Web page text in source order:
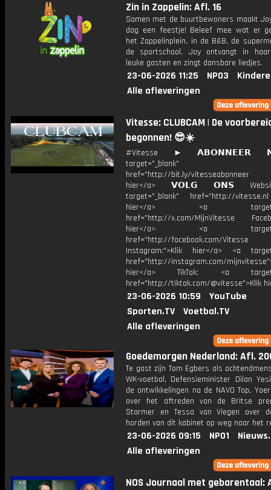
Zin in Zappelin: Afl. 16
Samen met de buurtbewoners maakt
dag een feestje! Beleef mee wat er
het Zappelinplein, in de B&B, de
de sportschool. Joy ontvangt in
leuke gasten en zingt dansbare liedjes.
23-06-2026 11:25 NPO3
Alle afleveringen
Vitesse: CLUBCAM | De
begonnen! 😎☀️
#Vitesse ► 𝗔𝗕𝗢𝗡𝗡𝗘𝗘𝗥
target="_blank"
href="http://bit.ly/
hier</a> 𝗩𝗢𝗟𝗚 𝗢𝗡𝗦
target="_blank" href="http://
hier</a> <a
href="http://x.com/MijnVitesse
hier</a> <a
href="http://facebook.com/Vitesse
Instagram:">Klik hier</a> <a
href="http://instagram.com/
hier</a> TikTok: <a
href="http://tiktok.com/@vitesse">Klik
23-06-2026 10:59
YouTube
Sporten.TV
Voetbal.TV
Alle afleveringen
Goedemorgen Nederland: Afl.
Te gast zijn Tom Egbers als
WK-voetbal, Defensieminister Dilan
de ontwikkelingen na de NAVO Top,
over het aftreden van de Britse
Starmer en Tessa van Viegen over
horden van dit kabinet op weg naar het
23-06-2026 09:15 NPO1
Alle afleveringen
NOS Journaal met gebarentaal: